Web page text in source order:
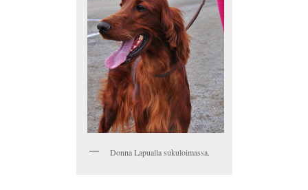
Donna Lapualla sukuloimassa.